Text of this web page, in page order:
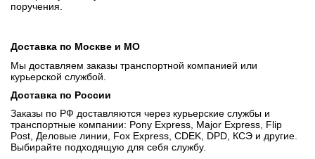
поручения.
Доставка по Москве и МО
Мы доставляем заказы транспортной компанией или
курьерской службой.
Доставка по России
Заказы по РФ доставляются через курьерские службы и
транспортные компании: Pony Express, Major Express, Flip
Post, Деловые линии, Fox Express, CDEK, DPD, КСЭ и другие.
Выбирайте подходящую для себя службу.